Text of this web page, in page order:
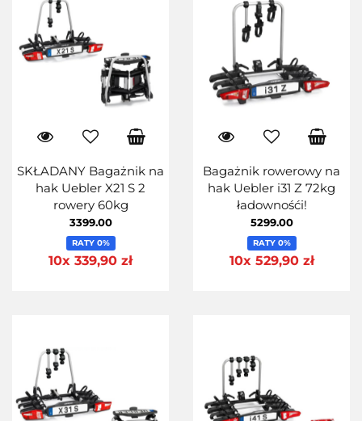
SKŁADANY Bagażnik na
hak Uebler X21 S 2
rowery 60kg
3399.00
RATY 0%
10x 339,90 zł
Bagażnik rowerowy na
hak Uebler i31 Z 72kg
ładownośći!
5299.00
RATY 0%
10x 529,90 zł